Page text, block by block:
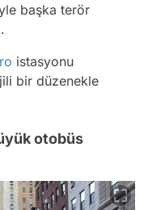
başka terör
istasyonu
bir düzenekle
otobüs